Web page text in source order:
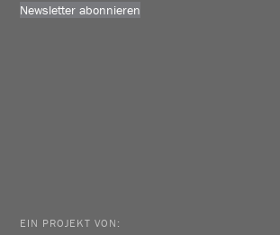
Newsletter abonnieren
EIN PROJEKT VON: